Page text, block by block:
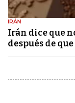
IRÁN
Irán dice que
después de